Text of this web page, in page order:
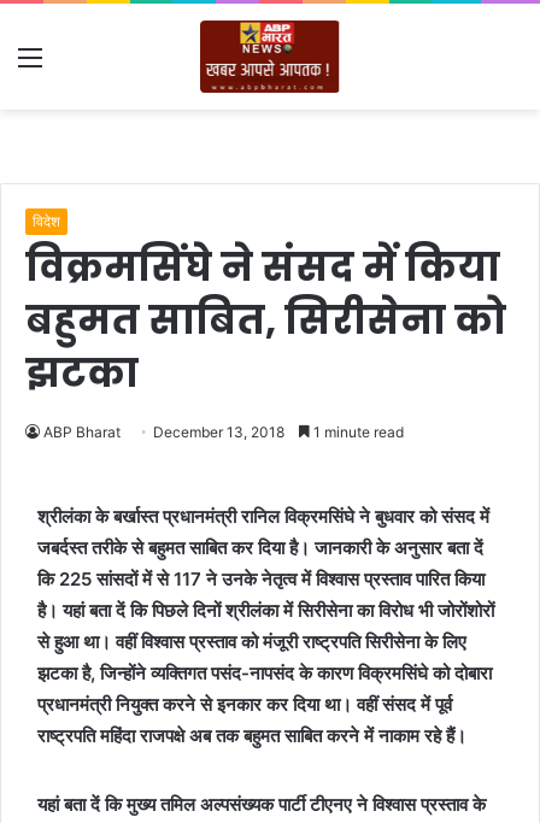
Menu
विदेश
विक्रमसिंघे ने संसद में किया
बहुमत साबित, सिरीसेना को
झटका
ABP Bharat December 13, 2018 1 minute read
श्रीलंका के बर्खास्त प्रधानमंत्री रानिल विक्रमसिंघे ने बुधवार को संसद में
जबर्दस्त तरीके से बहुमत साबित कर दिया है। जानकारी के अनुसार बता दें
कि 225 सांसदों में से 117 ने उनके नेतृत्व में विश्वास प्रस्ताव पारित किया
है। यहां बता दें कि पिछले दिनों श्रीलंका में सिरीसेना का विरोध भी जोरोंशोरों
से हुआ था। वहीं विश्वास प्रस्ताव को मंजूरी राष्ट्रपति सिरीसेना के लिए
झटका है, जिन्होंने व्यक्तिगत पसंद-नापसंद के कारण विक्रमसिंघे को दोबारा
प्रधानमंत्री नियुक्त करने से इनकार कर दिया था। वहीं संसद में पूर्व
राष्ट्रपति महिंदा राजपक्षे अब तक बहुमत साबित करने में नाकाम रहे हैं।
यहां बता दें कि मुख्य तमिल अल्पसंख्यक पार्टी टीएनए ने विश्वास प्रस्ताव के